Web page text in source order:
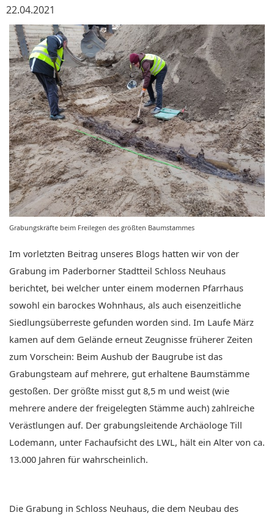
22.04.2021
Grabungskräfte beim Freilegen des größten Baumstammes
Im vorletzten Beitrag unseres Blogs hatten wir von der
Grabung im Paderborner Stadtteil Schloss Neuhaus
berichtet, bei welcher unter einem modernen Pfarrhaus
sowohl ein barockes Wohnhaus, als auch eisenzeitliche
Siedlungsüberreste gefunden worden sind. Im Laufe März
kamen auf dem Gelände erneut Zeugnisse früherer Zeiten
zum Vorschein: Beim Aushub der Baugrube ist das
Grabungsteam auf mehrere, gut erhaltene Baumstämme
gestoßen. Der größte misst gut 8,5 m und weist (wie
mehrere andere der freigelegten Stämme auch) zahlreiche
Verästlungen auf. Der grabungsleitende Archäologe Till
Lodemann, unter Fachaufsicht des LWL, hält ein Alter von ca.
13.000 Jahren für wahrscheinlich.
Die Grabung in Schloss Neuhaus, die dem Neubau des